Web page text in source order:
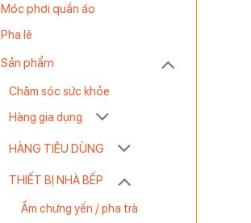
Móc phơi quần áo
Pha lê
Sản phẩm
Chăm sóc sức khỏe
Hàng gia dụng
HÀNG TIÊU DÙNG
THIẾT BỊ NHÀ BẾP
Ấm chưng yến / pha trà